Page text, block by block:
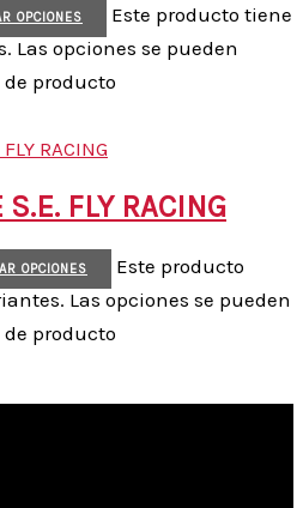
OPCIONES
Este producto tiene
Las opciones se pueden
producto
FLY RACING
OPCIONES
Este producto
Las opciones se pueden
producto